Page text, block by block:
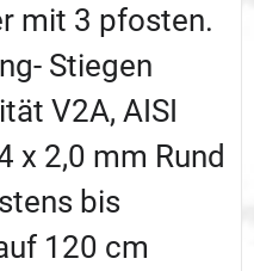
mit 3 pfosten.
Stiegen
V2A, AISI
x 2,0 mm Rund
bis
120 cm